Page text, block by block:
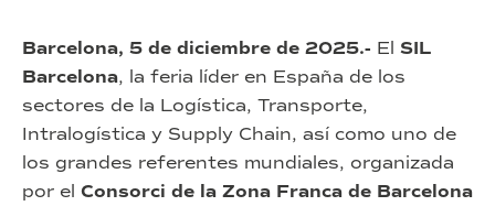
Barcelona, 5 de diciembre de 2025.- El SIL
Barcelona, la feria líder en España de los
sectores de la Logística, Transporte,
Intralogística y Supply Chain, así como uno de
los grandes referentes mundiales, organizada
por el Consorci de la Zona Franca de Barcelona